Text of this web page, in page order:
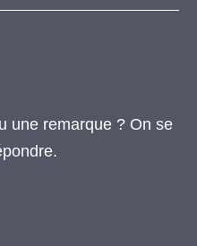
une remarque ? On se